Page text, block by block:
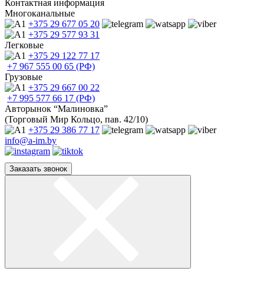
Контактная информация
Многоканальные
+375 29 677 05 20
+375 29 577 93 31
Легковые
+375 29 122 77 17
+7 967 555 00 65 (РФ)
Грузовые
+375 29 667 00 22
+7 995 577 66 17 (РФ)
Авторынок “Малиновка”
(Торговый Мир Кольцо, пав. 42/10)
+375 29 386 77 17
info@a-im.by
Заказать звонок